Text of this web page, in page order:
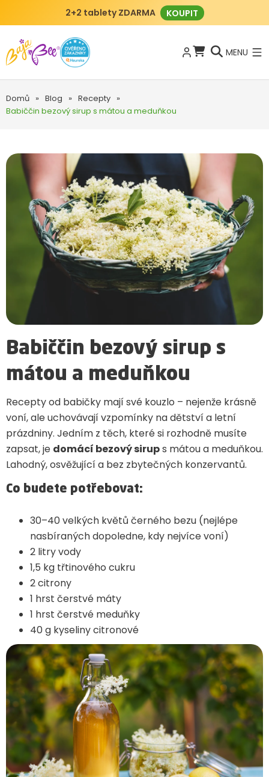
2+2 tablety ZDARMA KOUPIT
MENU
Domů » Blog » Recepty »
Babiččin bezový sirup s mátou a meduňkou
Babiččin bezový sirup s
mátou a meduňkou
Recepty od babičky mají své kouzlo – nejenže krásně
voní, ale uchovávají vzpomínky na dětství a letní
prázdniny. Jedním z těch, které si rozhodně musíte
zapsat, je domácí bezový sirups mátou a meduňkou.
Lahodný, osvěžující a bez zbytečných konzervantů.
Co budete potřebovat:
30–40 velkých květů černého bezu (nejlépe
nasbíraných dopoledne, kdy nejvíce voní)
2 litry vody
1,5 kg třtinového cukru
2 citrony
1 hrst čerstvé máty
1 hrst čerstvé meduňky
40 g kyseliny citronové